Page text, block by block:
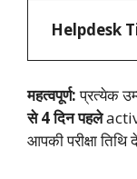
Helpdesk
महत्वपूर्ण:प्रत्येक
से 4 दिन पहले
आपकी परीक्षा